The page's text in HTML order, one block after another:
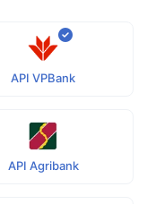
API VPBank
API Agribank